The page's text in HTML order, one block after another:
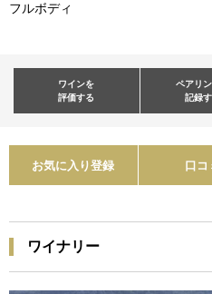
フルボディ
ワインを
評価する
ペアリ
記録
お気に入り登録 口コ
ワイナリー